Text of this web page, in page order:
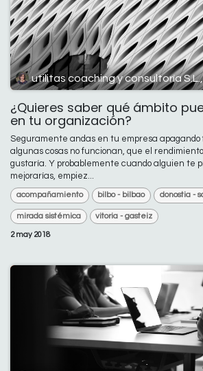
utilitas coaching y consultoría
¿Quieres saber qué ámbito
en tu organización?
Seguramente andas en tu empresa apagando
algunas cosas no funcionan, que el
gustaría. Y probablemente cuando alguien te
mejorarías, empiez...
acompañamiento bilbo - bilbao donostia -
mirada sistémica vitoria - gasteiz
2 may 2018